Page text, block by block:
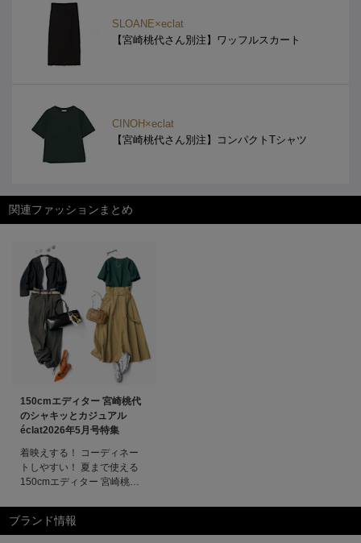
SLOANE×eclat
【宮崎桃代さん別注】ワッフルスカート
CINOH×eclat
【宮崎桃代さん別注】コンパクトTシャツ
関連ファッションまとめ
150cmエディター 宮崎桃代
のシャキッとカジュアル
éclat2026年5月号特集
着映えする！ コーディネー
トしやすい！ 夏まで使える
150cmエディター 宮崎桃代
になるほど、面倒なのはいや
なんです。コーディネートも
ブランド情報